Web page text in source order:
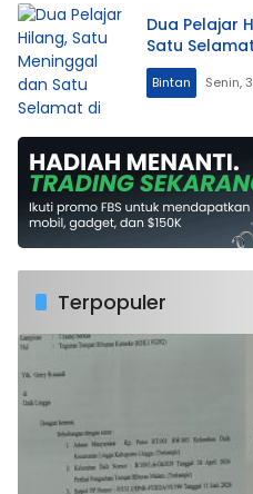
Dua Pelajar
Satu
Bintan Senin,
Terpopuler